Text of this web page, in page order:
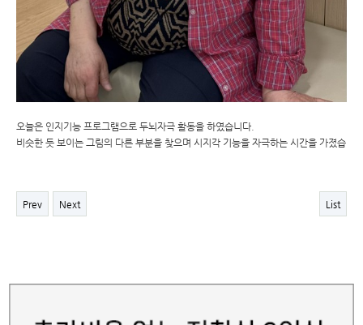
오늘은 인지기능 프로그램으로 두뇌자극 활동을 하였습니다.
비슷한 듯 보이는 그림의 다른 부분을 찾으며 시지각 기능을 자극하는 시간을 가졌습니
Prev Next List